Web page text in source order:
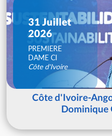
31 Juillet
2026
PREMIERE
DAME CI
Côte d'Ivoire
Côte d'Ivoire-
Dominique